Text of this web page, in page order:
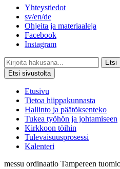
Yhteystiedot
sv/en/de
Ohjeita ja materiaaleja
Facebook
Instagram
Etsi
Etsi sivustolta
Etusivu
Tietoa hiippakunnasta
Hallinto ja päätöksenteko
Tukea työhön ja johtamiseen
Kirkkoon töihin
Tulevaisuusprosessi
Kalenteri
messu ordinaatio Tampereen